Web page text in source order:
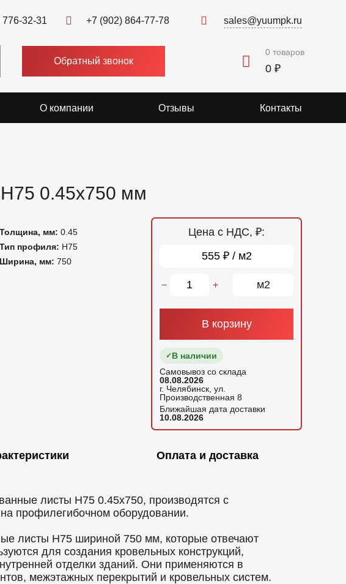
776-32-31 +7 (902) 864-77-78 sales@yuumpk.ru
Обратный звонок
0 товаров
0 ₽
О компании Отзывы Контакты
0.45x750 мм
Толщина, мм: 0.45
Тип профиля: Н75
Ширина, мм: 750
Цена с НДС, ₽:
555 ₽ / м2
− + м2
В корзину
В наличии
Самовывоз со склада
08.08.2026
г. Челябинск, ул.
Производственная 8
Ближайшая дата доставки
10.08.2026
Оплата и доставка
листы Н75 0.45x750, производятся с
профилегибочном оборудовании.
листы Н75 шириной 750 мм, которые отвечают
для создания кровельных конструкций,
отделки зданий. Они применяются в
межэтажных перекрытий и кровельных систем.